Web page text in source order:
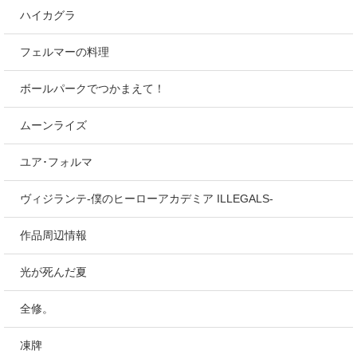
ハイカグラ
フェルマーの料理
ボールパークでつかまえて！
ムーンライズ
ユア･フォルマ
ヴィジランテ-僕のヒーローアカデミア ILLEGALS-
作品周辺情報
光が死んだ夏
全修。
凍牌